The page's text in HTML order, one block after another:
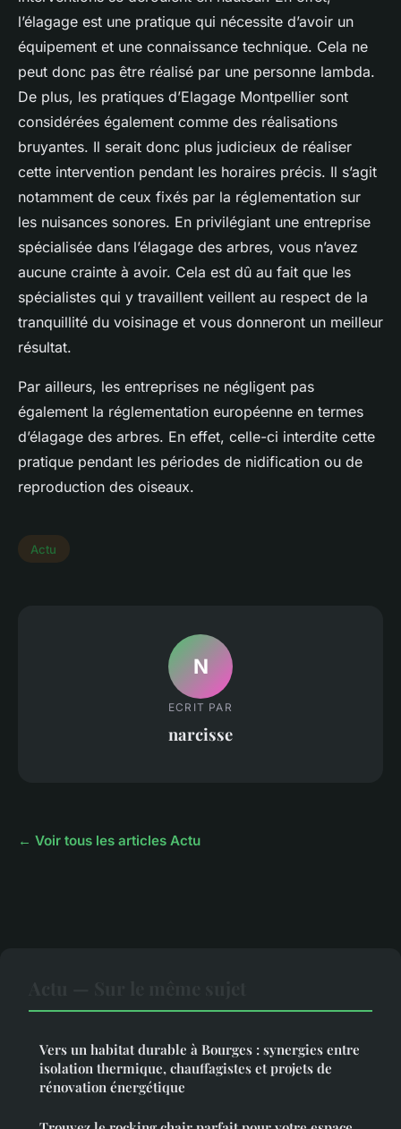
l’élagage est une pratique qui nécessite d’avoir un
équipement et une connaissance technique. Cela ne
peut donc pas être réalisé par une personne lambda.
De plus, les pratiques d’Elagage Montpellier sont
considérées également comme des réalisations
bruyantes. Il serait donc plus judicieux de réaliser
cette intervention pendant les horaires précis. Il s’agit
notamment de ceux fixés par la réglementation sur
les nuisances sonores. En privilégiant une entreprise
spécialisée dans l’élagage des arbres, vous n’avez
aucune crainte à avoir. Cela est dû au fait que les
spécialistes qui y travaillent veillent au respect de la
tranquillité du voisinage et vous donneront un meilleur
résultat.
Par ailleurs, les entreprises ne négligent pas
également la réglementation européenne en termes
d’élagage des arbres. En effet, celle-ci interdite cette
pratique pendant les périodes de nidification ou de
reproduction des oiseaux.
Actu
N
ECRIT PAR
narcisse
← Voir tous les articles Actu
Vers un habitat durable à Bourges : synergies entre
isolation thermique, chauffagistes et projets de
rénovation énergétique